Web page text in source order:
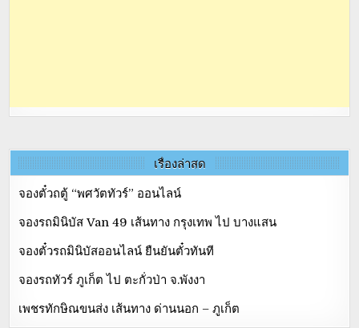
เรื่องล่าสุด
จองตั๋วถตู้ “พศวัตทัวร์” ออนไลน์
จองรถมินิบัส Van 49 เส้นทาง กรุงเทพ ไป บางแสน
จองตั๋วรถมินิบัสออนไลน์ ยืนยันตั๋วทันที
จองรถทัวร์ ภูเก็ต ไป ตะกั่วป่า จ.พังงา
เพชรทักษิณขนส่ง เส้นทาง ด่านนอก – ภูเก็ต